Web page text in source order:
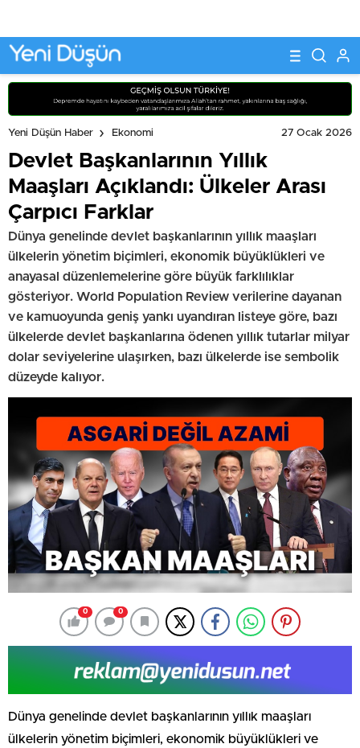
Yeni Düşün Haber Ekonomi 27 Ocak 2026
Devlet Başkanlarının Yıllık
Maaşları Açıklandı: Ülkeler Arası
Çarpıcı Farklar
Dünya genelinde devlet başkanlarının yıllık maaşları
ülkelerin yönetim biçimleri, ekonomik büyüklükleri ve
anayasal düzenlemelerine göre büyük farklılıklar
gösteriyor. World Population Review verilerine dayanan
ve kamuoyunda geniş yankı uyandıran listeye göre, bazı
ülkelerde devlet başkanlarına ödenen yıllık tutarlar milyar
dolar seviyelerine ulaşırken, bazı ülkelerde ise sembolik
düzeyde kalıyor.
0 0
Dünya genelinde devlet başkanlarının yıllık maaşları
ülkelerin yönetim biçimleri, ekonomik büyüklükleri ve